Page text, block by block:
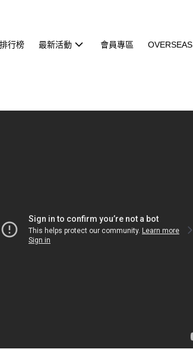
行榜 最新活動 會員專區 OVERSEAS